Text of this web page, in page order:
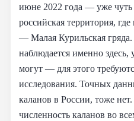
июне 2022 года — уже чуть
российская территория,
— Малая Курильская
наблюдается именно здесь,
могут — для этого
исследования. Точных
каланов в России, тоже
численность каланов во